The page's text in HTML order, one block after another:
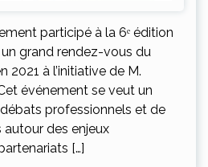
participé à la 6ᵉ édition
grand rendez-vous du
2021 à l’initiative de M.
événement se veut un
professionnels et de
autour des enjeux
[…]